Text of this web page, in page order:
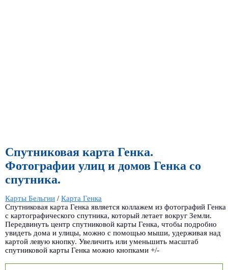
Спутниковая карта Генка.
Фотографии улиц и домов Генка со
спутника.
Карты Бельгии / Карта Генка
Спутниковая карта Генка является коллажем из фотографий Генка
с картографического спутника, который летает вокруг Земли.
Передвинуть центр спутниковой карты Генка, чтобы подробно
увидеть дома и улицы, можно с помощью мыши, удерживая над
картой левую кнопку. Увеличить или уменьшить масштаб
спутниковой карты Генка можно кнопками +/-